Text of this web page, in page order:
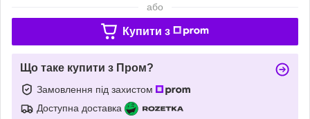
або
Купити з
Що таке купити з Пром?
Замовлення під захистом
Доступна доставка